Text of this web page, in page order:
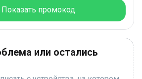
Показать промокод
или остались